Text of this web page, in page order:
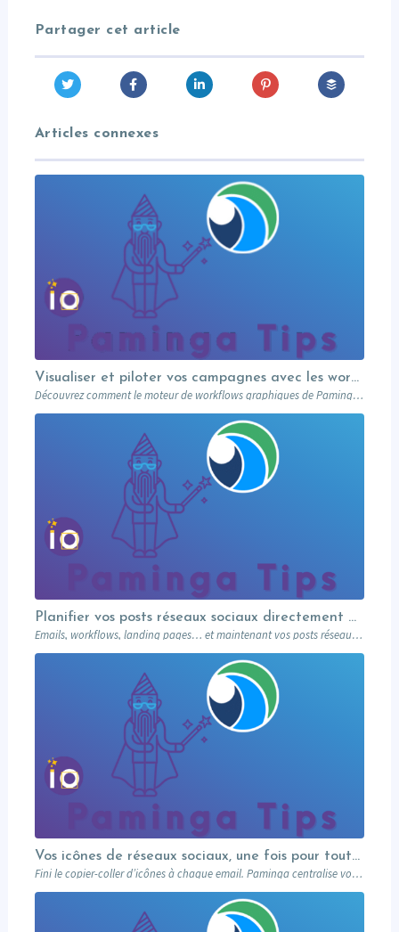
Partager cet article
Articles connexes
Visualiser et piloter vos campagnes avec les workflows graphiques Paminga.
Découvrez comment le moteur de workflows graphiques de Paminga vous permet de visualiser toute la logique de vos campagnes en un seul coup d’œil — branches conditionnelles, AB tests, waits et intégration Salesforce.
Planifier vos posts réseaux sociaux directement depuis votre MA
Emails, workflows, landing pages… et maintenant vos posts réseaux sociaux. Paminga centralise votre marketing dans un seul outil. Paminga Tip #08.
Vos icônes de réseaux sociaux, une fois pour toutes
Fini le copier-coller d’icônes à chaque email. Paminga centralise vos profils sociaux et les met à disposition de toute l’équipe via un élément dédié. Découvrez comment en 5 minutes.